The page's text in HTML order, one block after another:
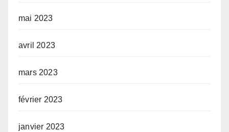
mai 2023
avril 2023
mars 2023
février 2023
janvier 2023